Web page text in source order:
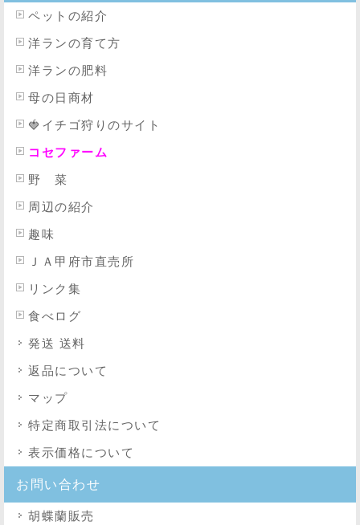
ペットの紹介
洋ランの育て方
洋ランの肥料
母の日商材
🍓イチゴ狩りのサイト
コセファーム
野 菜
周辺の紹介
趣味
ＪＡ甲府市直売所
リンク集
食べログ
発送 送料
返品について
マップ
特定商取引法について
表示価格について
お問い合わせ
胡蝶蘭販売